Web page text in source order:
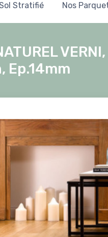
Stratifié Nos
Ep.14mm